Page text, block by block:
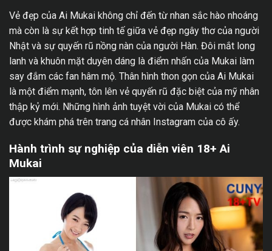
Vẻ đẹp của Ai Mukai không chỉ đến từ nhan sắc hào nhoáng
mà còn là sự kết hợp tinh tế giữa vẻ đẹp ngây thơ của người
Nhật và sự quyến rũ nồng nàn của người Hàn. Đôi mắt long
lanh và khuôn mặt duyên dáng là điểm nhấn của Mukai làm
say đắm các fan hâm mộ. Thân hình thon gọn của Ai Mukai
là một điểm mạnh, tôn lên vẻ quyến rũ đặc biệt của mỹ nhân
thập kỷ mới. Những hình ảnh tuyệt vời của Mukai có thể
được khám phá trên trang cá nhân Instagram của cô ấy.
Hành trình sự nghiệp của diễn viên 18+ Ai
Mukai